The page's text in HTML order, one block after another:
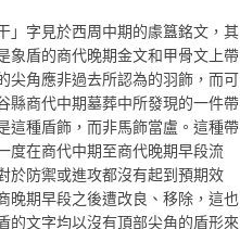
」字見於西周中期的豦簋銘文，其
象盾的商代晚期金文和甲骨文上帶
尖角應非過去所認為的羽飾，而可
縣商代中期墓葬中所發現的一件帶
這種盾飾，而非馬飾當盧。這種帶
度在商代中期至商代晚期早段流
於防禦或進攻都沒有起到預期效
晚期早段之後遭改良、移除，這也
的文字均以沒有頂部尖角的盾形來